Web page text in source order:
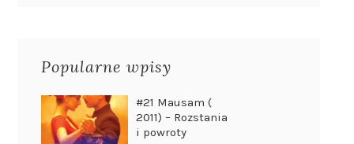
Popularne wpisy
#21 Mausam (
2011) – Rozstania
i powroty